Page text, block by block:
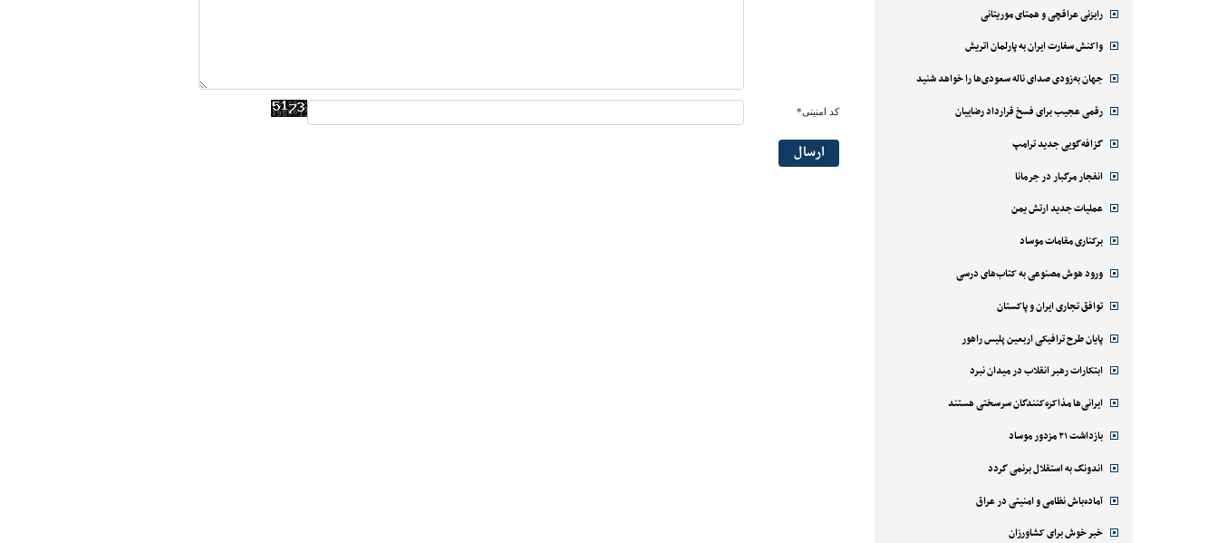
رایزنی عراقچی و همتای موریتانی
واکنش سفارت ایران به پارلمان اتریش
جهان به‌زودی صدای ناله سعودی‌ها را خواهد شنید
رقمی عجیب برای فسخ قرارداد رضاییان
گزافه‌گویی جدید ترامپ
انفجار مرگبار در جرمانا
عملیات جدید ارتش یمن
برکناری مقامات موساد
ورود هوش مصنوعی به کتاب‌های درسی
توافق تجاری ایران و پاکستان
پایان طرح ترافیکی اربعین پلیس راهور
ابتکارات رهبر انقلاب در میدان نبرد
ایرانی‌ها مذاکره‌کنندگان سرسختی هستند
بازداشت ۲۱ مزدور موساد
اندونگ به استقلال برنمی گردد
آماده‌باش نظامی و امنیتی در عراق
خبر خوش برای کشاورزان
کد امنیتی*
ارسال